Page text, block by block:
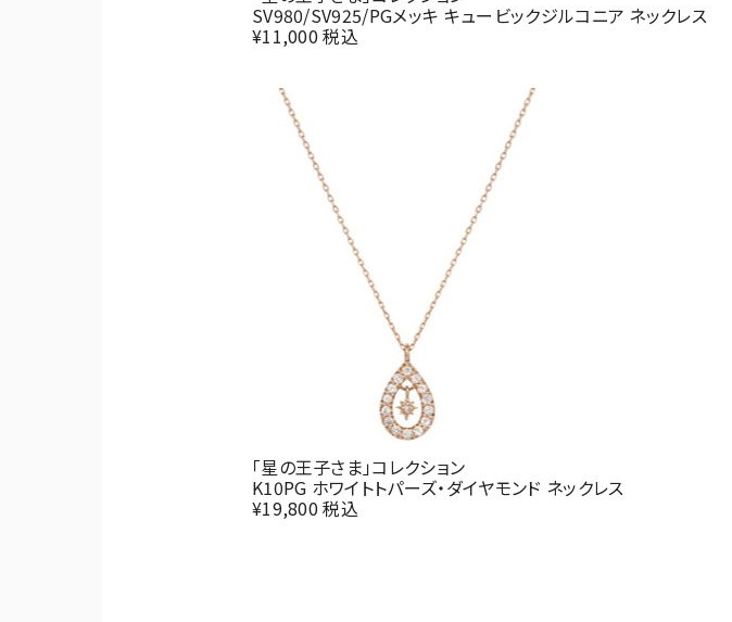
SV980/SV925/PGメッキ キュービックジルコニア ネックレス
¥11,000 税込
「星の王子さま」コレクション
K10PG ホワイトトパーズ・ダイヤモンド ネックレス
¥19,800 税込